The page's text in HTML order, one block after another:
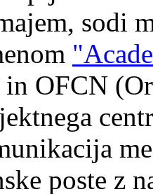
sodi
in OFCN
poste z